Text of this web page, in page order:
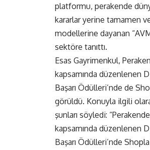
platformu, perakende
kararlar yerine tamamen
modellerine dayanan
sektöre tanıttı.
Esas Gayrimenkul,
kapsamında düzenlenen
Başarı Ödülleri’nde de
görüldü. Konuyla ilgili
şunları söyledi:
kapsamında düzenlenen
Başarı Ödülleri’nde